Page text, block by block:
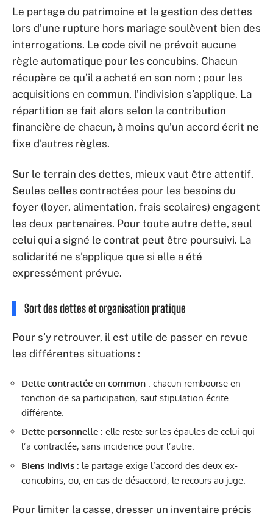
Le partage du patrimoine et la gestion des dettes
lors d’une rupture hors mariage soulèvent bien des
interrogations. Le code civil ne prévoit aucune
règle automatique pour les concubins. Chacun
récupère ce qu’il a acheté en son nom ; pour les
acquisitions en commun, l’indivision s’applique. La
répartition se fait alors selon la contribution
financière de chacun, à moins qu’un accord écrit ne
fixe d’autres règles.
Sur le terrain des dettes, mieux vaut être attentif.
Seules celles contractées pour les besoins du
foyer (loyer, alimentation, frais scolaires) engagent
les deux partenaires. Pour toute autre dette, seul
celui qui a signé le contrat peut être poursuivi. La
solidarité ne s’applique que si elle a été
expressément prévue.
Sort des dettes et organisation pratique
Pour s’y retrouver, il est utile de passer en revue
les différentes situations :
Dette contractée en commun : chacun rembourse en
fonction de sa participation, sauf stipulation écrite
différente.
Dette personnelle : elle reste sur les épaules de celui qui
l’a contractée, sans incidence pour l’autre.
Biens indivis : le partage exige l’accord des deux ex-
concubins, ou, en cas de désaccord, le recours au juge.
Pour limiter la casse, dresser un inventaire précis